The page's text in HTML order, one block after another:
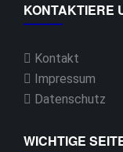
KONTAKTIERE
Kontakt
Impressum
Datenschutz
WICHTIGE